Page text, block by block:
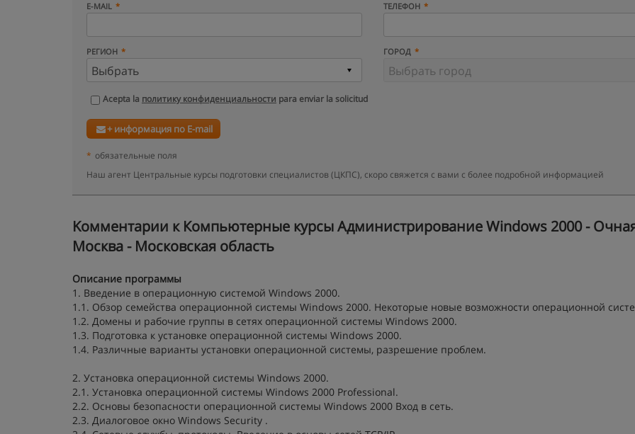
E-MAIL ТЕЛЕФОН
РЕГИОН ГОРОД
Acepta la политику конфиденциальности para enviar la solicitud
+ информация по E-mail
* обязательные поля
Наш агент Центральные курсы подготовки специалистов (ЦКПС), скоро свяжется с вами с более подробной информацией
Kомментарии к Компьютерные курсы Администрирование Windows 2000 -
Москва - Московская область
Описание программы
1. Введение в операционную системой Windows 2000.
1.1. Обзор семейства операционной системы Windows 2000. Некоторые новые возможности операционной
1.2. Домены и рабочие группы в сетях операционной системы Windows 2000.
1.3. Подготовка к установке операционной системы Windows 2000.
1.4. Различные варианты установки операционной системы, разрешение проблем.
2. Установка операционной системы Windows 2000.
2.1. Установка операционной системы Windows 2000 Professional.
2.2. Основы безопасности операционной системы Windows 2000 Вход в сеть.
2.3. Диалоговое окно Windows Security .